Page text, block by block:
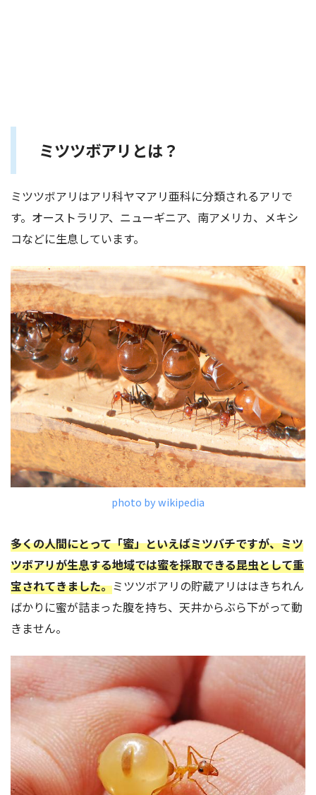
ミツツボアリとは？
ミツツボアリはアリ科ヤマアリ亜科に分類されるアリで
す。オーストラリア、ニューギニア、南アメリカ、メキシ
コなどに生息しています。
photo by wikipedia
多くの人間にとって「蜜」といえばミツバチですが、ミツ
ツボアリが生息する地域では蜜を採取できる昆虫として重
宝されてきました。ミツツボアリの貯蔵アリははきちれん
ばかりに蜜が詰まった腹を持ち、天井からぶら下がって動
きません。